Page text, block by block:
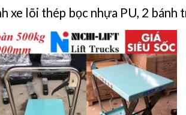
xe lõi thép bọc nhựa PU, 2 bánh